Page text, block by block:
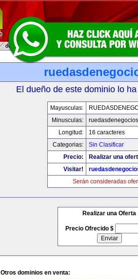
El dueño de este dominio lo
Mayusculas:
Minusculas:
Longitud:
16 caracteres
Categorias:
Sin Clasificar
Precio:
Realizar una
Visitar!
Serán consideradas
Realizar una Oferta
Precio Ofrecido $
Otros dominios en venta: